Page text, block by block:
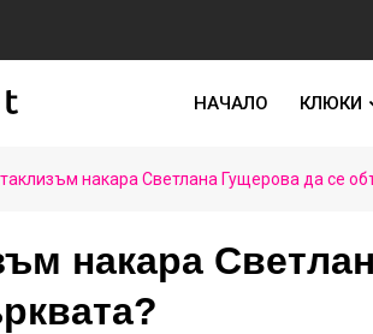
НАЧАЛО КЛЮКИ
накара Светлана Гущерова да се
накара